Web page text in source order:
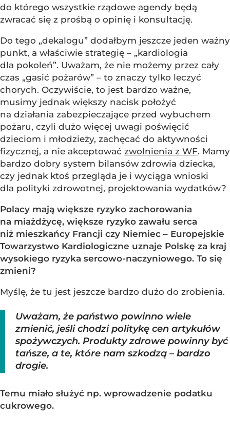
do którego wszystkie rządowe agendy będą
zwracać się z prośbą o opinię i konsultację.
Do tego „dekalogu” dodałbym jeszcze jeden ważny
punkt, a właściwie strategię – „kardiologia
dla pokoleń”. Uważam, że nie możemy przez cały
czas „gasić pożarów” – to znaczy tylko leczyć
chorych. Oczywiście, to jest bardzo ważne,
musimy jednak większy nacisk położyć
na działania zabezpieczające przed wybuchem
pożaru, czyli dużo więcej uwagi poświęcić
dzieciom i młodzieży, zachęcać do aktywności
fizycznej, a nie akceptować zwolnienia z WF. Mamy
bardzo dobry system bilansów zdrowia dziecka,
czy jednak ktoś przegląda je i wyciąga wnioski
dla polityki zdrowotnej, projektowania wydatków?
Polacy mają większe ryzyko zachorowania
na miażdżycę, większe ryzyko zawału serca
niż mieszkańcy Francji czy Niemiec – Europejskie
Towarzystwo Kardiologiczne uznaje Polskę za kraj
wysokiego ryzyka sercowo-naczyniowego. To się
zmieni?
Myślę, że tu jest jeszcze bardzo dużo do zrobienia.
Uważam, że państwo powinno wiele
zmienić, jeśli chodzi politykę cen artykułów
spożywczych. Produkty zdrowe powinny być
tańsze, a te, które nam szkodzą – bardzo
drogie.
Temu miało służyć np. wprowadzenie podatku
cukrowego.